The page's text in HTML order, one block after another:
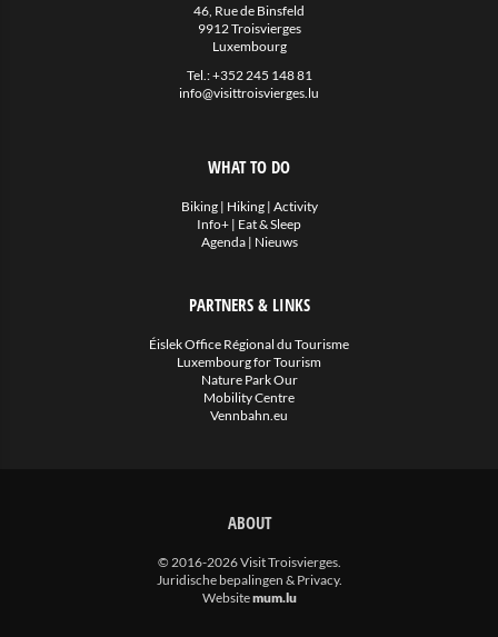
46, Rue de Binsfeld
9912 Troisvierges
Luxembourg
Tel.:+352 245 148 81
info@visittroisvierges.lu
WHAT TO DO
Biking| Hiking| Activity
Info+ | Eat & Sleep
Agenda| Nieuws
PARTNERS & LINKS
Éislek Office Régional du Tourisme
Luxembourg for Tourism
Nature Park Our
Mobility Centre
Vennbahn.eu
ABOUT
© 2016-2026 Visit Troisvierges.
Juridische bepalingen & Privacy.
Websitemum.lu